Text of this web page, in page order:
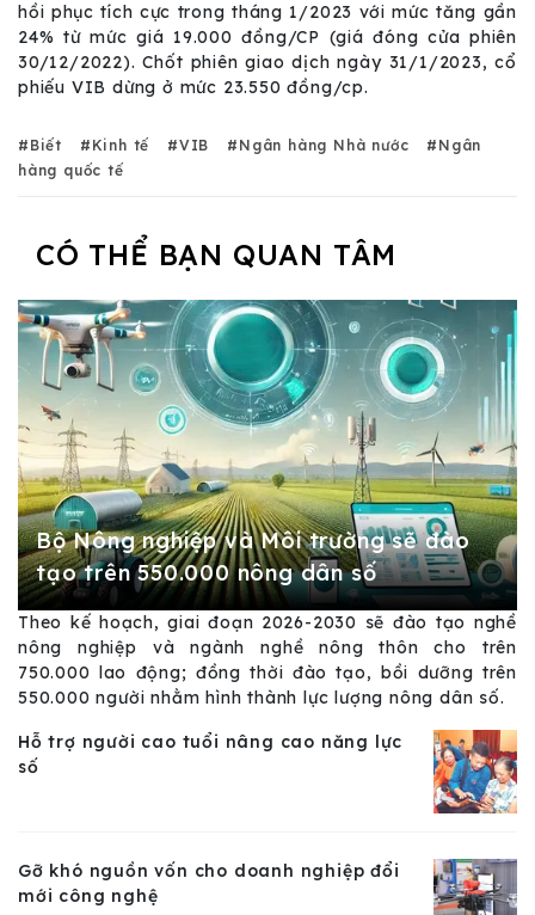
hồi phục tích cực trong tháng 1/2023 với mức tăng gần
24% từ mức giá 19.000 đồng/CP (giá đóng cửa phiên
30/12/2022). Chốt phiên giao dịch ngày 31/1/2023, cổ
phiếu VIB dừng ở mức 23.550 đồng/cp.
Biết Kinh tế VIB Ngân hàng Nhà nước
Ngân
hàng quốc tế
CÓ THỂ BẠN QUAN TÂM
Bộ Nông nghiệp và Môi trường sẽ đào
tạo trên 550.000 nông dân số
Theo kế hoạch, giai đoạn 2026-2030 sẽ đào tạo nghề
nông nghiệp và ngành nghề nông thôn cho trên
750.000 lao động; đồng thời đào tạo, bồi dưỡng trên
550.000 người nhằm hình thành lực lượng nông dân số.
Hỗ trợ người cao tuổi nâng cao năng lực
số
Gỡ khó nguồn vốn cho doanh nghiệp đổi
mới công nghệ